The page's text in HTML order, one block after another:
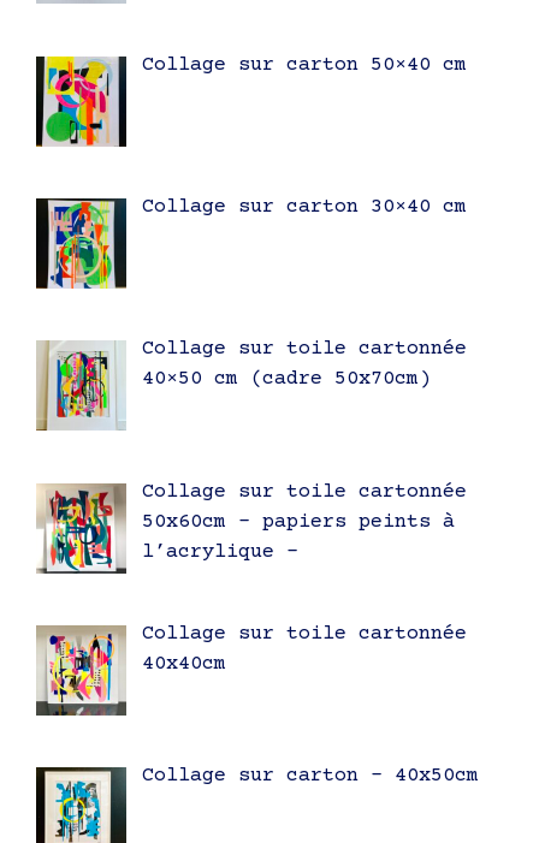
Collage sur carton 50×40 cm
Collage sur carton 30×40 cm
Collage sur toile cartonnée
40×50 cm (cadre 50x70cm)
Collage sur toile cartonnée
50x60cm – papiers peints à
l’acrylique –
Collage sur toile cartonnée
40x40cm
Collage sur carton – 40x50cm